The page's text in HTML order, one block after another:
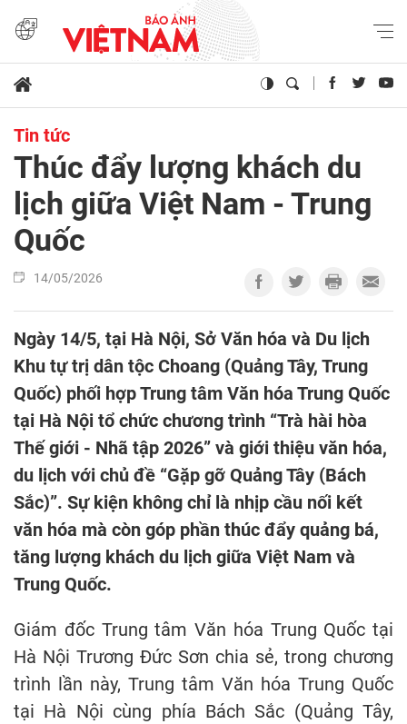
Tin tức
Thúc đẩy lượng khách du
lịch giữa Việt Nam - Trung
Quốc
14/05/2026
Ngày 14/5, tại Hà Nội, Sở Văn hóa và Du lịch
Khu tự trị dân tộc Choang (Quảng Tây, Trung
Quốc) phối hợp Trung tâm Văn hóa Trung Quốc
tại Hà Nội tổ chức chương trình “Trà hài hòa
Thế giới - Nhã tập 2026” và giới thiệu văn hóa,
du lịch với chủ đề “Gặp gỡ Quảng Tây (Bách
Sắc)”. Sự kiện không chỉ là nhịp cầu nối kết
văn hóa mà còn góp phần thúc đẩy quảng bá,
tăng lượng khách du lịch giữa Việt Nam và
Trung Quốc.
Giám đốc Trung tâm Văn hóa Trung Quốc tại
Hà Nội Trương Đức Sơn chia sẻ, trong chương
trình lần này, Trung tâm Văn hóa Trung Quốc
tại Hà Nội cùng phía Bách Sắc (Quảng Tây,